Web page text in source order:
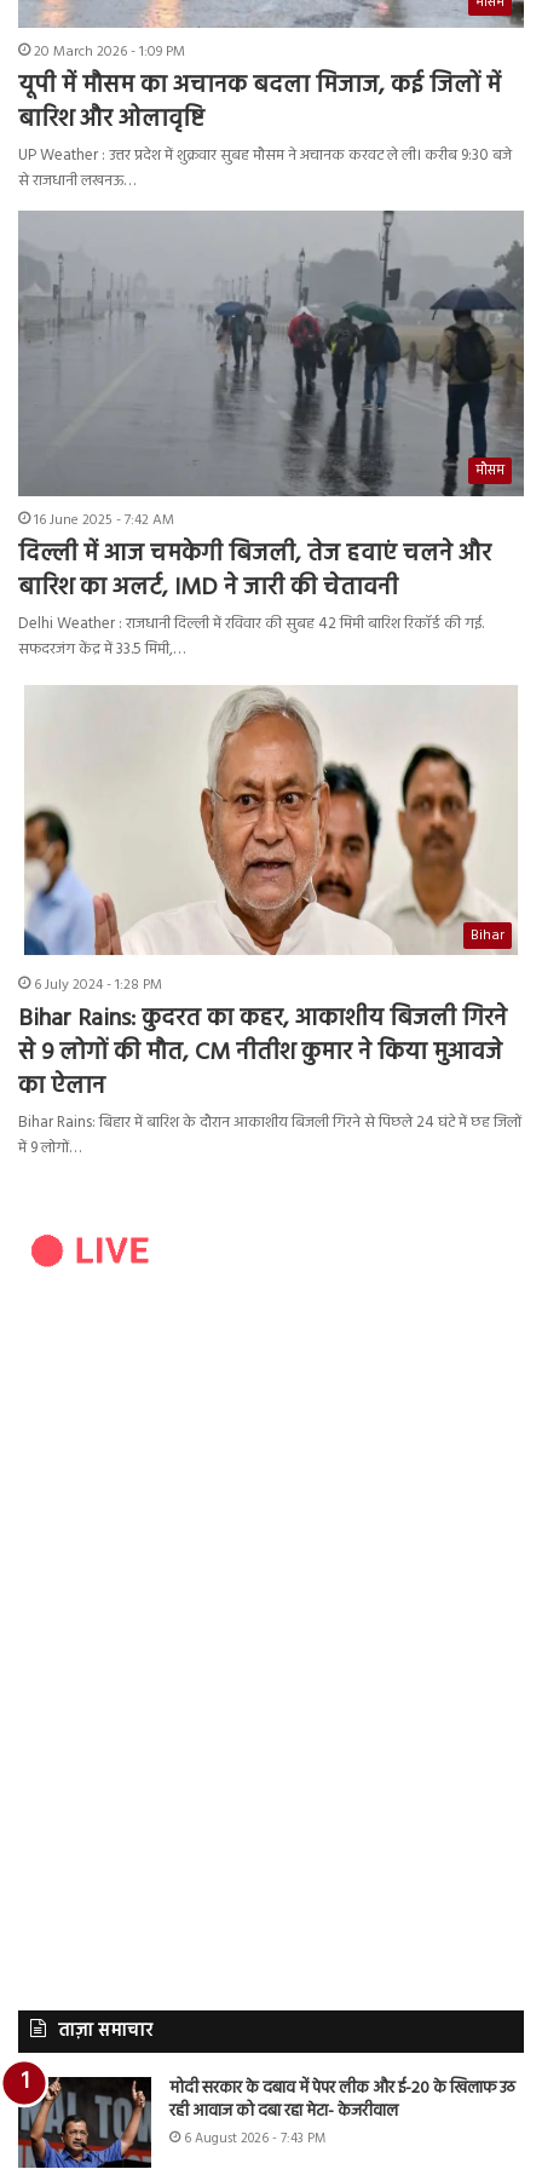
20 March 2026 - 1:09 PM
यूपी में मौसम का अचानक बदला मिजाज, कई जिलों में
बारिश और ओलावृष्टि
UP Weather : उत्तर प्रदेश में शुक्रवार सुबह मौसम ने अचानक करवट ले ली। करीब 9:30 बजे
से राजधानी लखनऊ…
मौसम
16 June 2025 - 7:42 AM
दिल्ली में आज चमकेगी बिजली, तेज हवाएं चलने और
बारिश का अलर्ट, IMD ने जारी की चेतावनी
Delhi Weather : राजधानी दिल्ली में रविवार की सुबह 42 मिमी बारिश रिकॉर्ड की गई.
सफदरजंग केंद्र में 33.5 मिमी,…
Bihar
6 July 2024 - 1:28 PM
Bihar Rains: कुदरत का कहर, आकाशीय बिजली गिरने
से 9 लोगों की मौत, CM नीतीश कुमार ने किया मुआवजे
का ऐलान
Bihar Rains: बिहार में बारिश के दौरान आकाशीय बिजली गिरने से पिछले 24 घंटे में छह जिलों
में 9 लोगों…
ताज़ा समाचार
मोदी सरकार के दबाव में पेपर लीक और ई-20 के खिलाफ उठ
रही आवाज को दबा रहा मेटा- केजरीवाल
6 August 2026 - 7:43 PM